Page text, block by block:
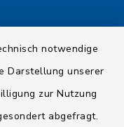
notwendige
Darstellung unserer
zur Nutzung
abgefragt.